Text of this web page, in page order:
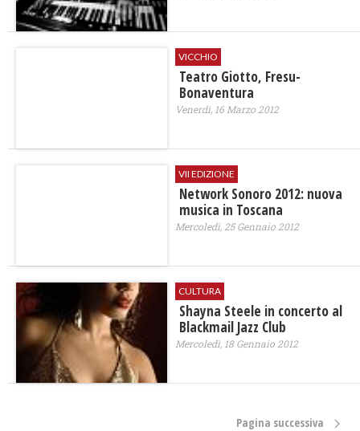
VICCHIO
Teatro Giotto, Fresu-
Bonaventura
Venerdì, 16 Marzo 2012
VII EDIZIONE
Network Sonoro 2012: nuova
musica in Toscana
Mercoledì, 25 Gennaio 2012
CULTURA
Shayna Steele in concerto al
Blackmail Jazz Club
Mercoledì, 18 Gennaio 2012
Pagina successiva